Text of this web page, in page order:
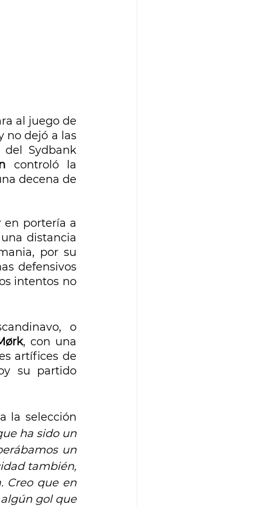
al juego de
no dejó a las
Sydbank
controló la
decena de
en portería a
distancia
por su
defensivos
intentos no
, con una
artífices de
su partido
la selección
ha sido un
un
también,
Creo que en
gol que